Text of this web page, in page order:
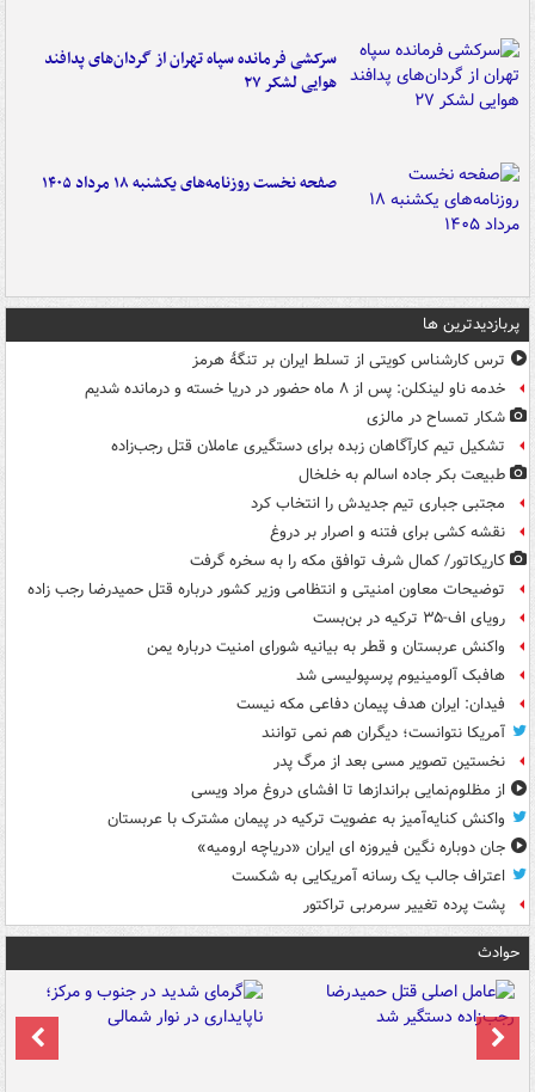
سرکشی فرمانده سپاه تهران از گردان‌های پدافند
هوایی لشکر ۲۷
صفحه نخست روزنامه‌های یکشنبه ۱۸ مرداد ۱۴۰۵
پربازدیدترین ها
ترس کارشناس کویتی از تسلط ایران بر تنگۀ هرمز
خدمه ناو لینکلن: پس از ۸ ماه حضور در دریا خسته و درمانده‌ شدیم
شکار تمساح در مالزی
تشکیل تیم کارآگاهان زبده برای دستگیری عاملان قتل رجب‌زاده
طبیعت بکر جاده اسالم به خلخال
مجتبی جباری تیم جدیدش را انتخاب کرد
نقشه کشی برای فتنه و اصرار بر دروغ
کاریکاتور/ کمال شرف توافق مکه را به سخره گرفت
توضیحات معاون امنیتی و انتظامی وزیر کشور درباره قتل حمیدرضا رجب زاده
رویای اف-۳۵ ترکیه در بن‌بست
واکنش عربستان و قطر به بیانیه شورای امنیت درباره یمن
هافبک آلومینیوم پرسپولیسی شد
فیدان: ایران هدف پیمان دفاعی مکه نیست
آمریکا نتوانست؛ دیگران هم نمی توانند
نخستین تصویر مسی بعد از مرگ پدر
از مظلوم‌نمایی براندازها تا افشای دروغ مراد ویسی
واکنش کنایه‌آمیز به عضویت ترکیه در پیمان مشترک با عربستان
جان دوباره نگین فیروزه ای ایران «دریاچه ارومیه»
اعتراف جالب یک رسانه آمریکایی به شکست
پشت پرده تغییر سرمربی تراکتور
حوادث